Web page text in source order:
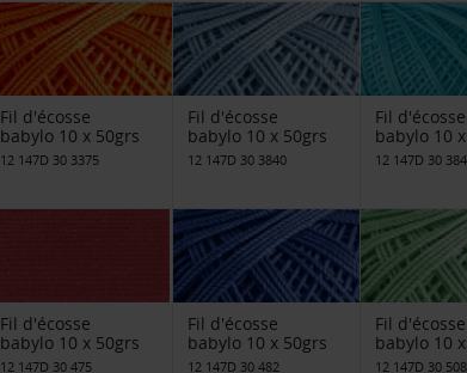
Fil d'écosse
babylo 10 x 50grs
12 147D 30 3375
Fil d'écosse
babylo 10 x 50grs
12 147D 30 3840
Fil d'écosse
babylo 10
12 147D 30
Fil d'écosse
babylo 10 x 50grs
12 147D 30 475
Fil d'écosse
babylo 10 x 50grs
12 147D 30 482
Fil d'écosse
babylo 10
12 147D 30 508